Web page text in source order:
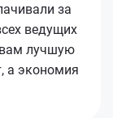
за
ведущих
вам лучшую
а экономия